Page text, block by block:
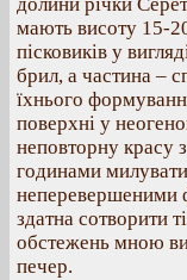
мають висоту 15-
пісковиків у
брил, а частина –
їхнього
поверхні у
неповторну красу
годинами
неперевершеними
здатна сотворити
обстежень мною
печер.